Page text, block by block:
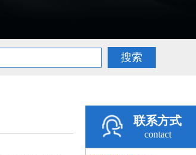
联系方式
contact